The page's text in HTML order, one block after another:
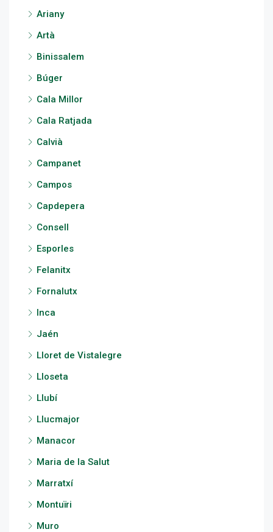
Ariany
Artà
Binissalem
Búger
Cala Millor
Cala Ratjada
Calvià
Campanet
Campos
Capdepera
Consell
Esporles
Felanitx
Fornalutx
Inca
Jaén
Lloret de Vistalegre
Lloseta
Llubí
Llucmajor
Manacor
Maria de la Salut
Marratxí
Montuïri
Muro